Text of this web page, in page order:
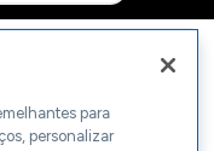
para
personalizar